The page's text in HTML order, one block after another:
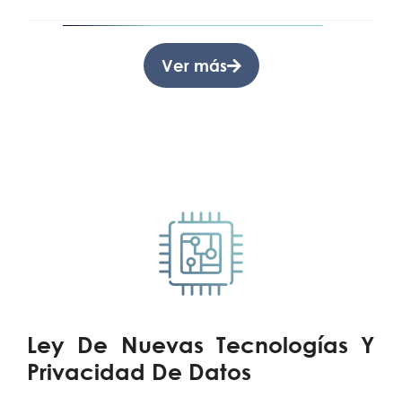
Ver más
Ley De Nuevas Tecnologías Y
Privacidad De Datos